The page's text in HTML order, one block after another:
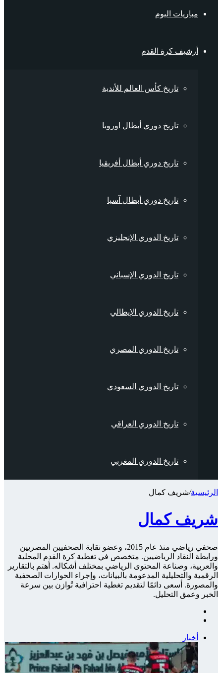
مباريات اليوم
أرشيف كرة القدم
تاريخ كأس العالم للأندية
تاريخ دوري أبطال اوروبا
تاريخ دوري أبطال أفريقيا
تاريخ دوري أبطال آسيا
تاريخ الدوري الإنجليزي
تاريخ الدوري الإسباني
تاريخ الدوري الإيطالي
تاريخ الدوري المصري
تاريخ الدوري السعودي
تاريخ الدوري العراقي
تاريخ الدوري المغربي
الرئيسية/شريف كمال
شريف كمال
صحفي رياضي منذ عام 2015، وعضو نقابة الصحفيين المصريين
ورابطة النقاد الرياضيين. متخصص في تغطية كرة القدم المحلية
والعربية، وصناعة المحتوى الرياضي بمختلف أشكاله. أهتم بالتقارير
الرقمية والتحليلية المدعومة بالبيانات، وإجراء الحوارات الصحفية
والمصورة. أسعى دائمًا لتقديم تغطية احترافية تُوازن بين سرعة
الخبر وعمق التحليل.
أخبار